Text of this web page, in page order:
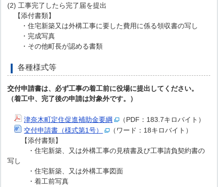
(2) 工事完了したら完了届を提出
【添付書類】
・住宅新築又は外構工事に要した費用に係る領収書の写し
・完成写真
・その他町長が認める書類
各種様式等
交付申請書は、必ず工事の着工前に役場に提出してください。
（着工中、完了後の申請は対象外です。）
津奈木町定住促進補助金要綱
（PDF：183.7キロバイト）
交付申請書（様式第1号）
（ワード：18キロバイト）
【添付書類】
・住宅新築、又は外構工事の見積書及び工事請負契約書の
写し
・住宅新築、又は外構工事図面
・着工前写真